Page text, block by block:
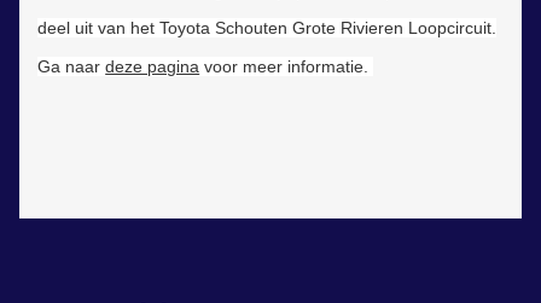
Vereniging
deel uit van het Toyota Schouten Grote Rivieren Loopcircuit.
Ga naardeze pagina voor meer informatie.